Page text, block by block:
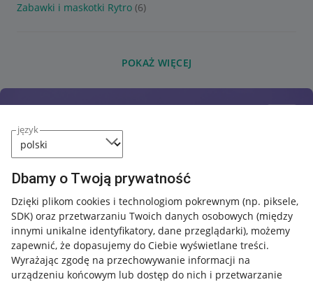
język
Dbamy o Twoją prywatność
Dzięki plikom cookies i technologiom pokrewnym (np. piksele,
SDK) oraz przetwarzaniu Twoich danych osobowych (między
innymi unikalne identyfikatory, dane przeglądarki), możemy
zapewnić, że dopasujemy do Ciebie wyświetlane treści.
Wyrażając zgodę na przechowywanie informacji na
urządzeniu końcowym lub dostęp do nich i przetwarzanie
Zabawki i maskotki Rytro (6)
POKAŻ WIĘCEJ